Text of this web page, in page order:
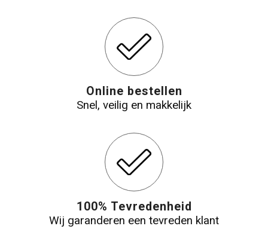
Online bestellen
Snel, veilig en makkelijk
100% Tevredenheid
Wij garanderen een tevreden klant